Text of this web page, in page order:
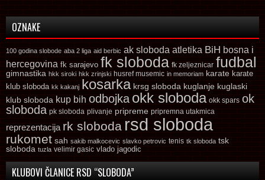
OZNAKE
100 godina slobode aba 2 liga aid berbic ak sloboda atletika BiH bosna i
hercegovina fk sarajevo fk sloboda fk zeljeznicar fudbal
gimnastika hkk siroki hkk zrinjski husref musemic in memoriam karate karate
klub sloboda kk kakanj kosarka krsg sloboda kuglanje kuglaski
klub sloboda kup bih odbojka okk sloboda okk spars ok
sloboda pk sloboda plivanje pripreme pripremna utakmica
reprezentacija rk sloboda rsd sloboda
rukomet sah sakib malkocevic slavko petrovic tenis tk sloboda tsk
sloboda tuzla velimir gasic vlado jagodic
KLUBOVI ČLANICE RSD “SLOBODA”